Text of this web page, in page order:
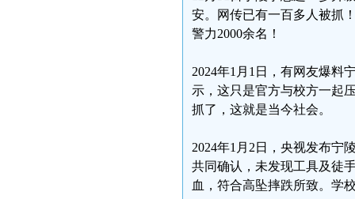
安。网传已有一百多人被抓
警力2000余名！
2024年1月1日，有网友爆料
示，这只是官方与校方一起
抓了，这就是当今社会。
2024年1月2日，央视发布宁
共同确认，未发现工具及徒
血，符合高坠摔跌所致。学